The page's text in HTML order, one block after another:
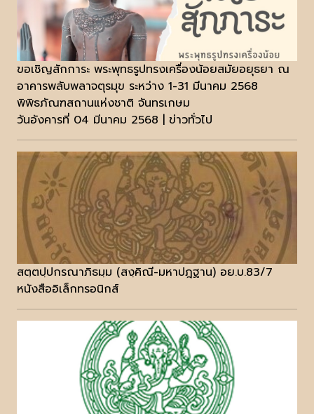
ขอเชิญสักการะ พระพุทธรูปทรงเครื่องน้อยสมัยอยุธยา ณ
อาคารพลับพลาจตุรมุข ระหว่าง 1-31 มีนาคม 2568
พิพิธภัณฑสถานแห่งชาติ จันทรเกษม
วันอังคารที่ 04 มีนาคม 2568 | ข่าวทั่วไป
สตฺตปฺปกรณาภิธมฺม (สงฺคิณี-มหาปฎฐาน) อย.บ.83/7
หนังสืออิเล็กทรอนิกส์